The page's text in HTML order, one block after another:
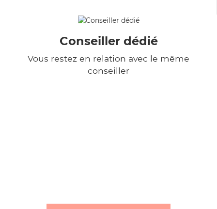
Conseiller dédié
Vous restez en relation avec le même
conseiller